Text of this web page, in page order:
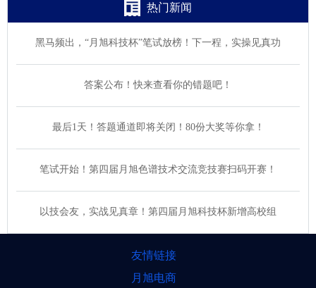
热门新闻
黑马频出，“月旭科技杯”笔试放榜！下一程，实操见真功
答案公布！快来查看你的错题吧！
最后1天！答题通道即将关闭！80份大奖等你拿！
笔试开始！第四届月旭色谱技术交流竞技赛扫码开赛！
以技会友，实战见真章！第四届月旭科技杯新增高校组
友情链接
月旭电商